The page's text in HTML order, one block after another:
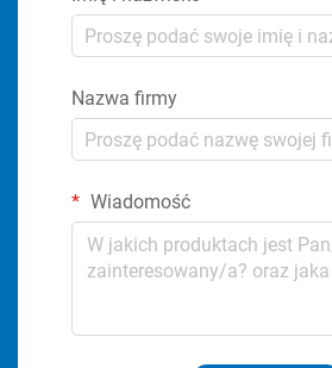
Nazwa firmy
Wiadomość